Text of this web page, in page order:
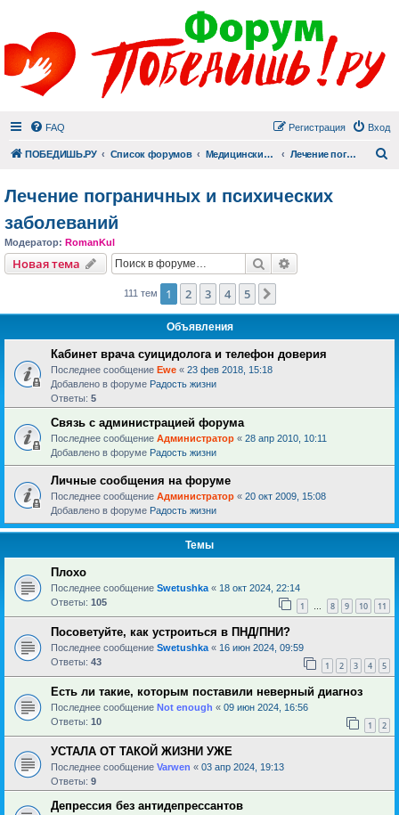
FAQ Вход
Регистрация
ПОБЕДИШЬ.РУ Список форумов Медицинский раздел Лечение пограничных и психических заболеваний
Лечение пограничных и психических
заболеваний
Модератор: RomanKul
Новая тема Поиск
111 тем 1 2 3 4 5
Объявления
Кабинет врача суицидолога и телефон доверия
Последнее сообщение Ewe « 23 фев 2018, 15:18
Добавлено в форуме Радость жизни
Ответы: 5
Связь с администрацией форума
Последнее сообщение Администратор « 28 апр 2010, 10:11
Добавлено в форуме Радость жизни
Личные сообщения на форуме
Последнее сообщение Администратор « 20 окт 2009, 15:08
Добавлено в форуме Радость жизни
Темы
Плохо
Последнее сообщение Swetushka « 18 окт 2024, 22:14
Ответы: 105 1 … 8 9 10 11
Посоветуйте, как устроиться в ПНД/ПНИ?
Последнее сообщение Swetushka « 16 июн 2024, 09:59
Ответы: 43 1 2 3 4 5
Есть ли такие, которым поставили неверный диагноз
Последнее сообщение Not enough « 09 июн 2024, 16:56
Ответы: 10 1 2
УСТАЛА ОТ ТАКОЙ ЖИЗНИ УЖЕ
Последнее сообщение Varwen « 03 апр 2024, 19:13
Ответы: 9
Депрессия без антидепрессантов